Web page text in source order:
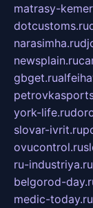
matrasy-
dotcustoms.ru
narasimha.ru
newsplain.ru
gbget.ru
york-life.ru
slovar-ivrit.ru
ovucontrol.ru
ru-industriya.ru
belgorod-
medic-today.ru